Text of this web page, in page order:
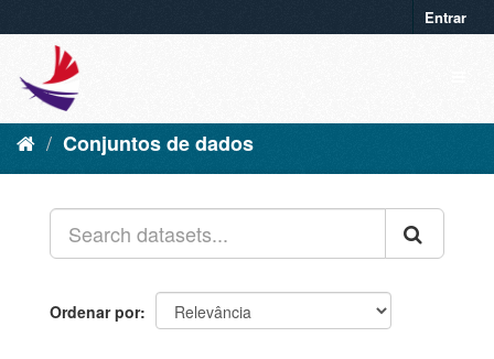
Entrar
Conjuntos de dados
Ordenar por